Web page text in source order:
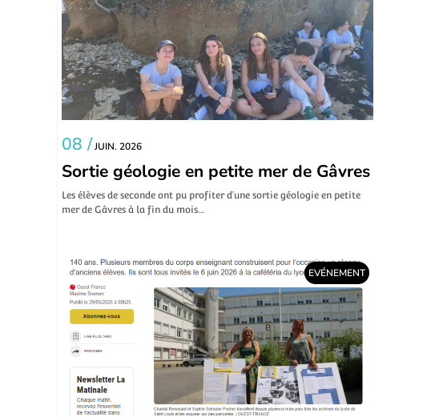
08 /JUIN. 2026
Sortie géologie en petite mer de Gâvres
Les élèves de seconde ont pu profiter d’une sortie géologie en petite
mer de Gâvres à la fin du mois…
EVÉNEMENT